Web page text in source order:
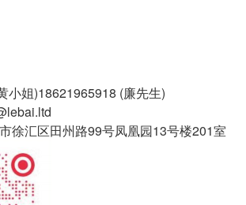
小姐)18621965918 (廉先生)
徐汇区田州路99号凤凰园13号楼201室